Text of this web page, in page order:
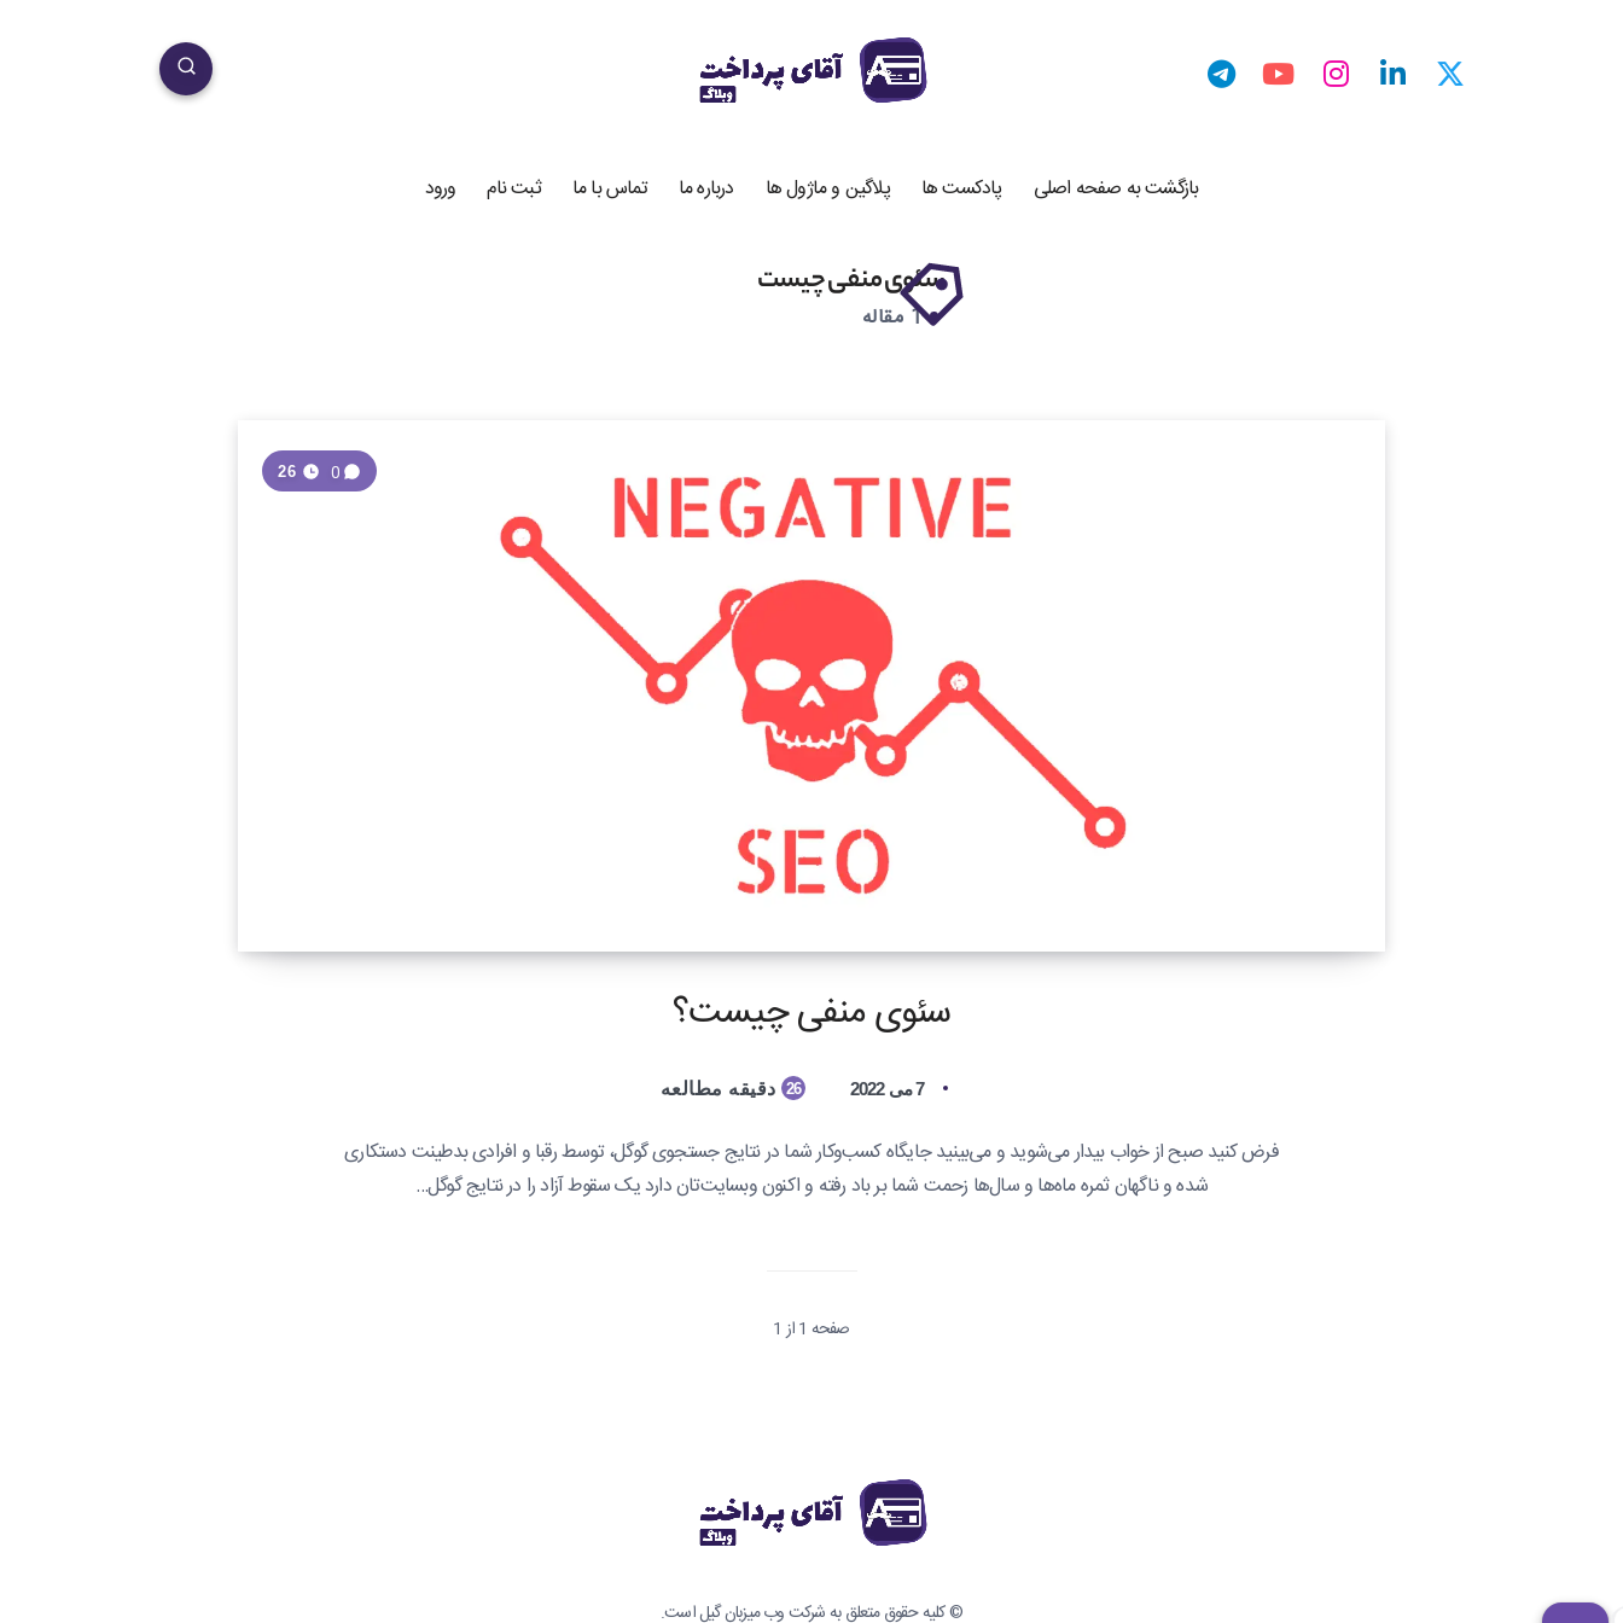
بازگشت به صفحه اصلی پادکست ها پلاگین و ماژول ها درباره ما تماس با ما ثبت نام ورود
سئوی منفی چیست
1 مقاله
سئوی منفی چیست؟
0
7 می 2022 26 دقیقه مطالعه
فرض کنید صبح از خواب بیدار می‌شوید و می‌بینید جایگاه کسب‌وکار شما در نتایج جستجوی گوگل، توسط رقبا و افرادی بدطینت دستکاری
شده و ناگهان ثمره ماه‌ها و سال‌ها زحمت شما بر باد رفته و اکنون وبسایت‌تان دارد یک سقوط آزاد را در نتایج گوگل…
صفحه 1 از 1
© کلیه حقوق متعلق بهشرکت وب میزبان گیلاست.